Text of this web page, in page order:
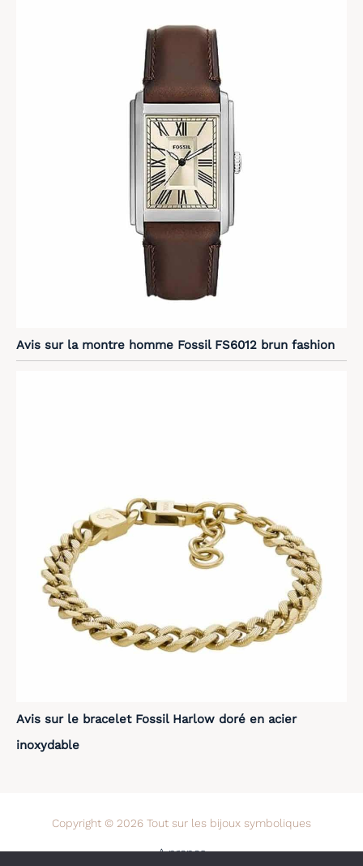
Avis sur la montre homme Fossil FS6012 brun fashion
Avis sur le bracelet Fossil Harlow doré en acier
inoxydable
Copyright © 2026 Tout sur les bijoux symboliques
A propos